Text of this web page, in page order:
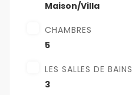
Maison/Villa
CHAMBRES
5
LES SALLES DE BAINS
3